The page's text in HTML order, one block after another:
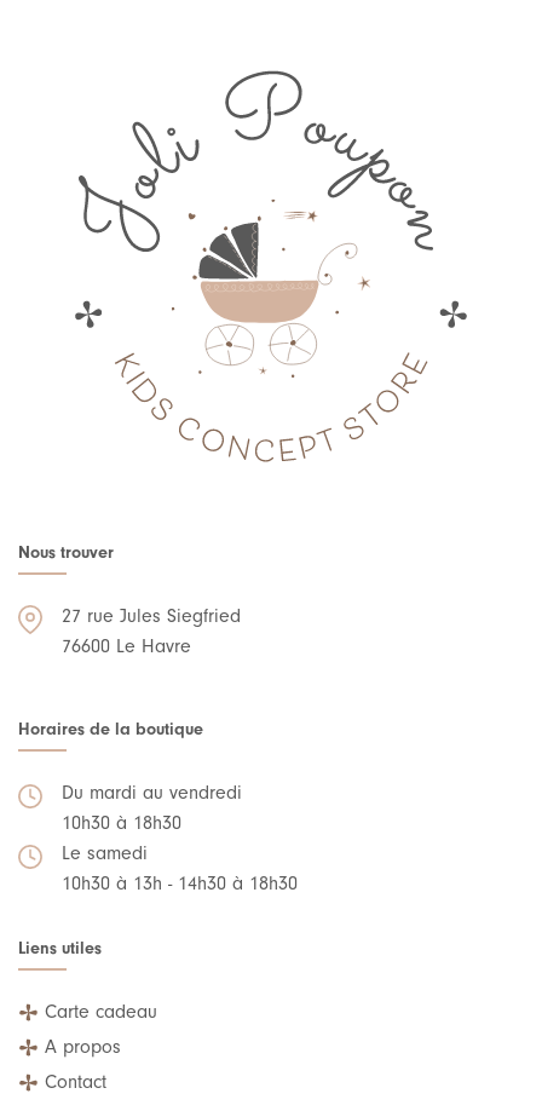
Nous trouver
27 rue Jules Siegfried
76600 Le Havre
Horaires de la boutique
Du mardi au vendredi
10h30 à 18h30
Le samedi
10h30 à 13h - 14h30 à 18h30
Liens utiles
Carte cadeau
A propos
Contact